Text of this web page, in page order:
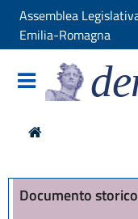
Assemblea
Emilia-Romagna
Documento